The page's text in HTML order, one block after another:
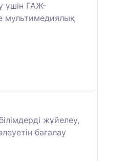
үшін ГАЖ-
мультимедиялық
жұйелеу,
бағалау